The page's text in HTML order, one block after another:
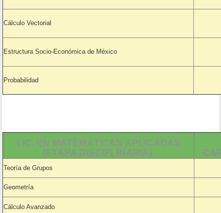
Cálculo Vectorial
Estructura Socio-Económica de México
Probabilidad
LIC. EN MATEMÁTICAS APLICADAS
(ETAPA DISCIPLINARIA)
Teoría de Grupos
Geometría
Cálculo Avanzado